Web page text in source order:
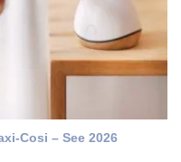
Cosi – See 2026